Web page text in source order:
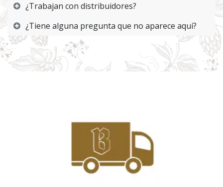
¿Trabajan con distribuidores?
¿Tiene alguna pregunta que no aparece aquí?